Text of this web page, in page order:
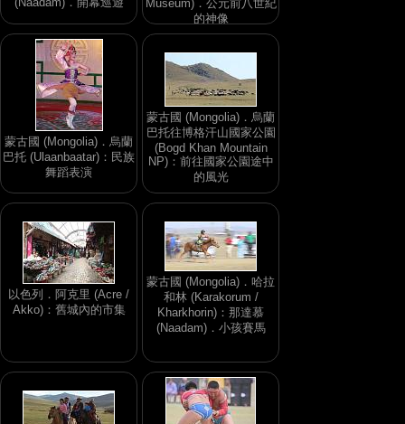
Museum)．公元前八世紀
的神像
蒙古國 (Mongolia)．烏蘭
巴托 (Ulaanbaatar)：民族
舞蹈表演
蒙古國 (Mongolia)．烏蘭
巴托往博格汗山國家公園
(Bogd Khan Mountain
NP)：前往國家公園途中
的風光
以色列．阿克里 (Acre /
Akko)：舊城內的市集
蒙古國 (Mongolia)．哈拉
和林 (Karakorum /
Kharkhorin)：那達慕
(Naadam)．小孩賽馬